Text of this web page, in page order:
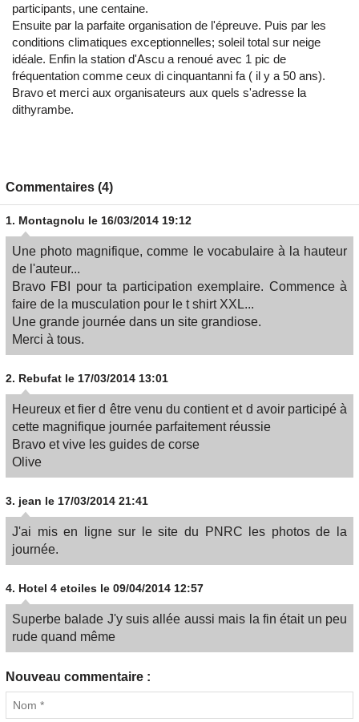
participants, une centaine.
Ensuite par la parfaite organisation de l'épreuve. Puis par les
conditions climatiques exceptionnelles; soleil total sur neige
idéale. Enfin la station d'Ascu a renoué avec 1 pic de
fréquentation comme ceux di cinquantanni fa ( il y a 50 ans).
Bravo et merci aux organisateurs aux quels s'adresse la
dithyrambe.
Commentaires (4)
1. Montagnolu le 16/03/2014 19:12
Une photo magnifique, comme le vocabulaire à la hauteur
de l'auteur...
Bravo FBI pour ta participation exemplaire. Commence à
faire de la musculation pour le t shirt XXL...
Une grande journée dans un site grandiose.
Merci à tous.
2. Rebufat le 17/03/2014 13:01
Heureux et fier d être venu du contient et d avoir participé à
cette magnifique journée parfaitement réussie
Bravo et vive les guides de corse
Olive
3. jean le 17/03/2014 21:41
J'ai mis en ligne sur le site du PNRC les photos de la
journée.
4. Hotel 4 etoiles le 09/04/2014 12:57
Superbe balade J'y suis allée aussi mais la fin était un peu
rude quand même
Nouveau commentaire :